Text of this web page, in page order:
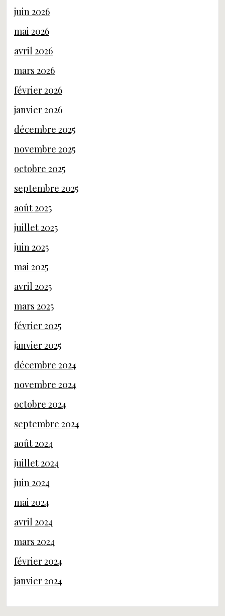
juin 2026
mai 2026
avril 2026
mars 2026
février 2026
janvier 2026
décembre 2025
novembre 2025
octobre 2025
septembre 2025
août 2025
juillet 2025
juin 2025
mai 2025
avril 2025
mars 2025
février 2025
janvier 2025
décembre 2024
novembre 2024
octobre 2024
septembre 2024
août 2024
juillet 2024
juin 2024
mai 2024
avril 2024
mars 2024
février 2024
janvier 2024